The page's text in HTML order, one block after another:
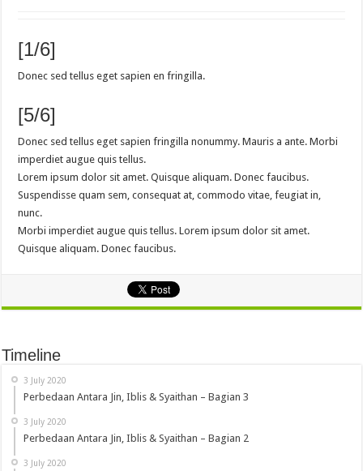
[1/6]
Donec sed tellus eget sapien en fringilla.
[5/6]
Donec sed tellus eget sapien fringilla nonummy. Mauris a ante. Morbi
imperdiet augue quis tellus.
Lorem ipsum dolor sit amet. Quisque aliquam. Donec faucibus.
Suspendisse quam sem, consequat at, commodo vitae, feugiat in,
nunc.
Morbi imperdiet augue quis tellus. Lorem ipsum dolor sit amet.
Quisque aliquam. Donec faucibus.
Timeline
3 July 2020
Perbedaan Antara Jin, Iblis & Syaithan – Bagian 3
3 July 2020
Perbedaan Antara Jin, Iblis & Syaithan – Bagian 2
3 July 2020